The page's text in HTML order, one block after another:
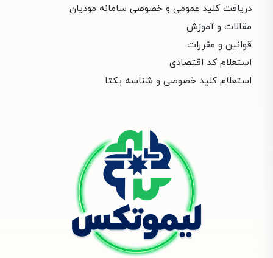
دریافت کلید عمومی و خصوصی سامانه مودیان
مقالات و آموزش
قوانین و مقررات
استعلام کد اقتصادی
استعلام کلید خصوصی و شناسه یکتا